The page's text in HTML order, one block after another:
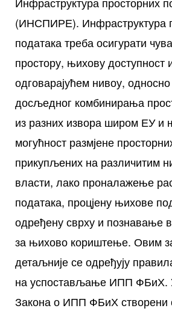
(ИНСПИРЕ). Инфраструктура
података треба осигурати
простору, њихову
одговарајућем нивоу,
досљедног комбинирања
из разних извора широм ЕУ и
могућност размјене
прикупљених на различитим
власти, лако проналажење
података, процјену њихове
одређену сврху и познавање
за њихово кориштење. Овим
детаљније се одређују
на успостављање ИПП ФБиХ.
Закона о ИПП ФБиХ створени